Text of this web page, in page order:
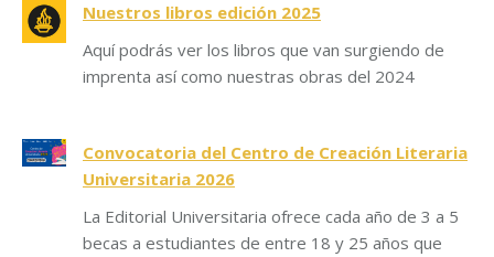
Nuestros libros edición 2025
Aquí podrás ver los libros que van surgiendo de
imprenta así como nuestras obras del 2024
Convocatoria del Centro de Creación Literaria
Universitaria 2026
La Editorial Universitaria ofrece cada año de 3 a 5
becas a estudiantes de entre 18 y 25 años que